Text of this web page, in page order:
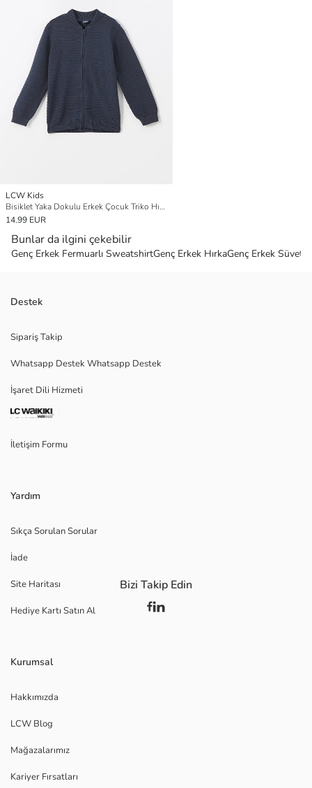
LCW Kids
Bisiklet Yaka Dokulu Erkek Çocuk Triko Hırka
14.99 EUR
Bunlar da ilgini çekebilir
Genç Erkek Fermuarlı SweatshirtGenç Erkek HırkaGenç Erkek Süveter
Destek
Sipariş Takip
Whatsapp Destek Whatsapp Destek
İşaret Dili Hizmeti
İletişim Formu
Yardım
Sıkça Sorulan Sorular
İade
Site Haritası
Hediye Kartı Satın Al
Kurumsal
Hakkımızda
LCW Blog
Mağazalarımız
Kariyer Fırsatları
Bizi Takip Edin